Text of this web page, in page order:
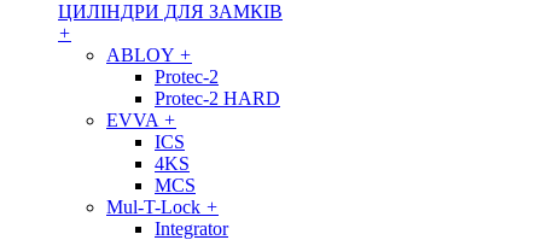
ЦИЛІНДРИ ДЛЯ ЗАМКІВ
+
ABLOY +
Protec-2
Protec-2 HARD
EVVA +
ICS
4KS
MCS
Mul-T-Lock +
Integrator